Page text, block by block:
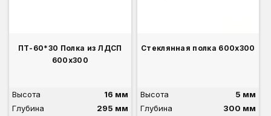
ПТ-60*30 Полка из ЛДСП
600х300
Высота
16 мм
Глубина
295 мм
Стеклянная полка 600х300
Высота
5 мм
Глубина
300 мм